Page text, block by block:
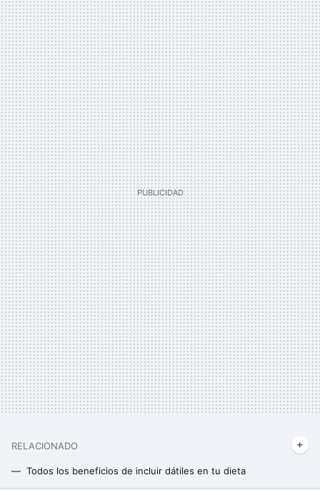
RELACIONADO
Todos los beneficios de incluir dátiles en tu dieta